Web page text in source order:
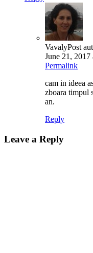
VavalyPost
June 21, 2017
Permalink
cam in ideea
zboara timpul
an.
Reply
Leave a Reply